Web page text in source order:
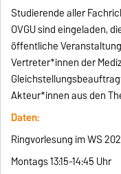
Studierende aller
OVGU sind eingeladen,
öffentliche
Vertreter*innen der
Akteur*innen aus den
Daten:
Ringvorlesung im WS
Montags 13:15-14:45 Uhr